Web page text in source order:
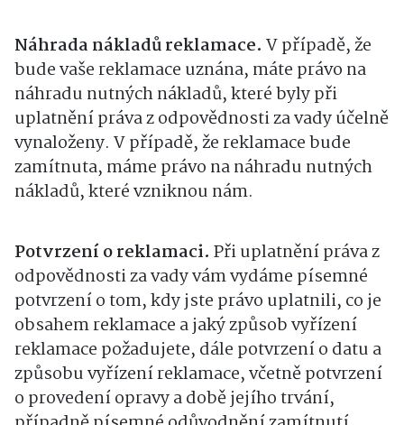
Náhrada nákladů reklamace. V případě, že
bude vaše reklamace uznána, máte právo na
náhradu nutných nákladů, které byly při
uplatnění práva z odpovědnosti za vady účelně
vynaloženy. V případě, že reklamace bude
zamítnuta, máme právo na náhradu nutných
nákladů, které vzniknou nám.
Potvrzení o reklamaci. Při uplatnění práva z
odpovědnosti za vady vám vydáme písemné
potvrzení o tom, kdy jste právo uplatnili, co je
obsahem reklamace a jaký způsob vyřízení
reklamace požadujete, dále potvrzení o datu a
způsobu vyřízení reklamace, včetně potvrzení
o provedení opravy a době jejího trvání,